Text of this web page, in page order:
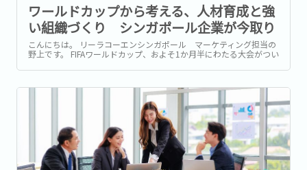
ワールドカップから考える、人材育成と強
い組織づくり シンガポール企業が今取り
組みたい5つのポイント
こんにちは。 リーラコーエンシンガポール マーケティング担当の
野上です。 FIFAワールドカップ、およそ1か月半にわたる大会がつい